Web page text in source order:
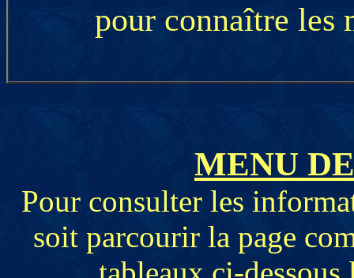
pour connaître les
MENU
Pour consulter les
soit parcourir la page